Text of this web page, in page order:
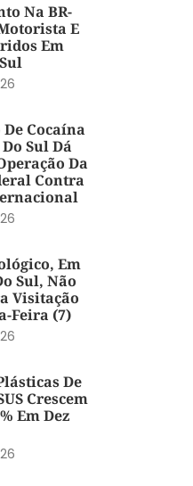
Na BR-
E
Em
Cocaína
Sul Dá
Da
Contra
Em
Sul, Não
Visitação
Feira (7)
De
Crescem
Em Dez